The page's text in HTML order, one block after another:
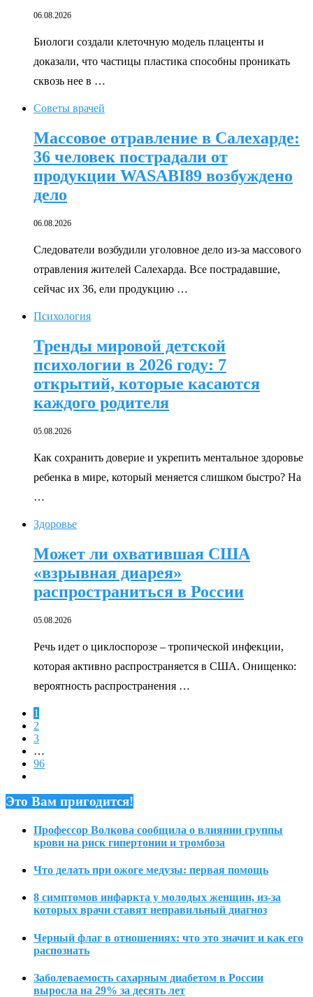
06.08.2026
Биологи создали клеточную модель плаценты и
доказали, что частицы пластика способны проникать
сквозь нее в …
Советы врачей
Массовое отравление в Салехарде:
36 человек пострадали от
продукции WASABI89 возбуждено
дело
06.08.2026
Следователи возбудили уголовное дело из-за массового
отравления жителей Салехарда. Все пострадавшие,
сейчас их 36, ели продукцию …
Психология
Тренды мировой детской
психологии в 2026 году: 7
открытий, которые касаются
каждого родителя
05.08.2026
Как сохранить доверие и укрепить ментальное здоровье
ребенка в мире, который меняется слишком быстро? На
…
Здоровье
Может ли охватившая США
«взрывная диарея»
распространиться в России
05.08.2026
Речь идет о циклоспорозе – тропической инфекции,
которая активно распространяется в США. Онищенко:
вероятность распространения …
1
2
3
…
96
Это Вам пригодится!
Профессор Волкова сообщила о влиянии группы
крови на риск гипертонии и тромбоза
Что делать при ожоге медузы: первая помощь
8 симптомов инфаркта у молодых женщин, из-за
которых врачи ставят неправильный диагноз
Черный флаг в отношениях: что это значит и как его
распознать
Заболеваемость сахарным диабетом в России
выросла на 29% за десять лет